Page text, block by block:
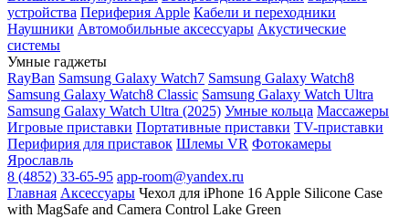
устройства Периферия Apple Кабели и переходники
Наушники Автомобильные аксессуары Акустические
системы
Умные гаджеты
RayBan Samsung Galaxy Watch7 Samsung Galaxy Watch8
Samsung Galaxy Watch8 Classic Samsung Galaxy Watch Ultra
Samsung Galaxy Watch Ultra (2025) Умные кольца Массажеры
Игровые приставки Портативные приставки TV-приставки
Перифирия для приставок Шлемы VR Фотокамеры
Ярославль
8 (4852) 33-65-95 app-room@yandex.ru
Главная Аксессуары Чехол для iPhone 16 Apple Silicone Case
with MagSafe and Camera Control Lake Green